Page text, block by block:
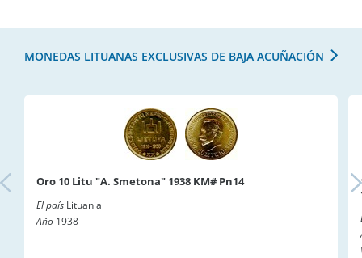
MONEDAS LITUANAS EXCLUSIVAS DE BAJA ACUÑACIÓN
Oro 10 Litu "A. Smetona" 1938 KM# Pn14
El país Lituania
Año 1938